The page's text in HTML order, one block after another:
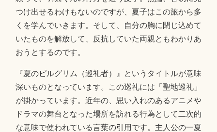
つけ出せるわけもないのですが、夏子はこの旅から多
くを学んでいきます。そして、自分の胸に閉じ込めて
いたものを解放して、反抗していた両親ともわかりあ
おうとするのです。
『夏のピルグリム（巡礼者）』というタイトルが意味
深いものとなっています。この巡礼には「聖地巡礼」
が掛かっています。近年の、思い入れのあるアニメや
ドラマの舞台となった場所を訪れる行為として二次的
な意味で使われている言葉の引用です。主人公の一夏